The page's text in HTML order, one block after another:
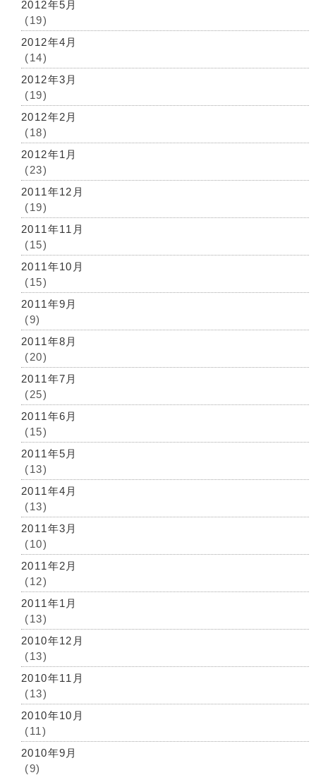
2012年5月
(19)
2012年4月
(14)
2012年3月
(19)
2012年2月
(18)
2012年1月
(23)
2011年12月
(19)
2011年11月
(15)
2011年10月
(15)
2011年9月
(9)
2011年8月
(20)
2011年7月
(25)
2011年6月
(15)
2011年5月
(13)
2011年4月
(13)
2011年3月
(10)
2011年2月
(12)
2011年1月
(13)
2010年12月
(13)
2010年11月
(13)
2010年10月
(11)
2010年9月
(9)